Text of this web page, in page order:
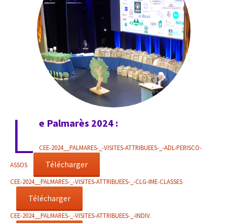
L e Palmarès 2024 :
CEE-2024__PALMARES-_-VISITES-ATTRIBUEES-_-ADL-PERISCO-
ASSOS Télécharger
CEE-2024__PALMARES-_-VISITES-ATTRIBUEES-_-CLG-IME-CLASSES
Télécharger
CEE-2024__PALMARES-_-VISITES-ATTRIBUEES-_-INDIV.